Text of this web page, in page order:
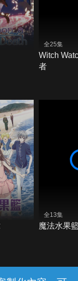
全25集
Witch
者
全13集
魔法水果